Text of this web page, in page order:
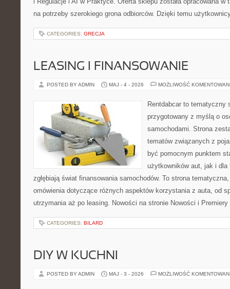
na potrzeby szerokiego grona odbiorców. Dzięki temu
CATEGORIES: GRECJA
LEASING I FINANSOWANIE
POSTED BY ADMIN MAJ - 4 - 2026 MOŻLIWOŚĆ
Rentdabcar to tematyczny
przygotowany z myślą o
samochodami. Strona
tematów związanych z
być pomocnym punktem
użytkowników aut, jak i
zgłębiają świat finansowania samochodów. To strona
omówienia dotyczące różnych aspektów korzystania z auta, od
utrzymania aż po leasing. Nowości na stronie Nowości i
CATEGORIES: BILARD
DIY W KUCHNI
POSTED BY ADMIN MAJ - 3 - 2026 MOŻLIWOŚĆ